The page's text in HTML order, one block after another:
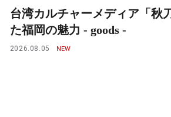
台湾カルチャーメディア「秋
た福岡の魅力 - goods -
2026.08.05